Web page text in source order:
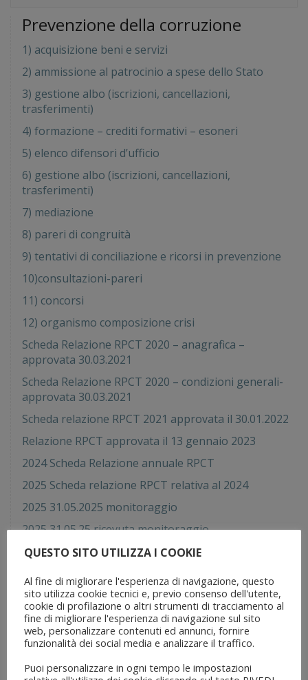
Prevenzione della corruzione
1) acquisizione beni e servizi
2) ammissione al patrocinio a spese dello Stato
3) gestione albo (iscrizioni, cancellazioni,
trasferimenti)
4) formazione – crediti formativi – esoneri
5) elenco difensori d’ufficio
6) gestione albo (iscrizioni, cancellazioni,
trasferimenti)
7) mediazione
8) pareri di congruità
9) tentativi di conciliazione e ricorsi in prevenzione
10)consultazioni-pareri
11) concorsi
12) organismo composizione crisi
Scheda Relazione RPCT 2020 – anagrafica –
approvata 30.03.2021
Scheda Relazione RPCT 2020 – condizioni generali-
approvata 30.03.2021
Scheda relazione RPCT 2021 approvata il 30.01.2022
Relazione RPCT approvata il 13 gennaio 2023
2024 Scheda Relazione annuale RPCT
2025 Scheda relazione RPCT relativa al 2024
2025 31.05.2025 monitoraggio
2025 31.05.25 ricevuta monitoraggio
2025 31.12.2025 griglia anac 2025
2025 31.12.2025 attestazione oiv 2025
2026 Scheda relazione RPCT relativa al 2025
2026 15.06.26 ricevuta monitoraggio prot anac
127313
Il responsabile della prevenzione, corruzione e
QUESTO SITO UTILIZZA I COOKIE
Al fine di migliorare l'esperienza di navigazione, questo
sito utilizza cookie tecnici e, previo consenso dell'utente,
cookie di profilazione o altri strumenti di tracciamento al
fine di migliorare l'esperienza di navigazione sul sito
web, personalizzare contenuti ed annunci, fornire
funzionalità dei social media e analizzare il traffico.
Puoi personalizzare in ogni tempo le impostazioni